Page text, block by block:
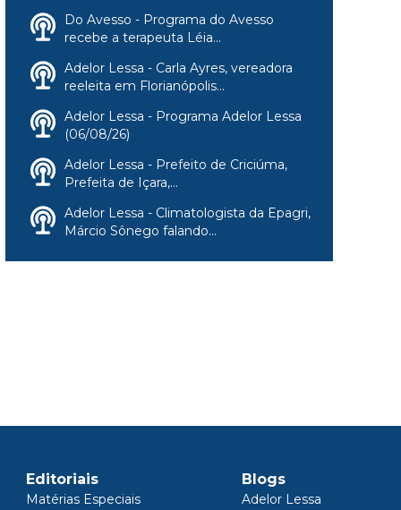
Do Avesso - Programa do Avesso
recebe a terapeuta Léia...
Adelor Lessa - Carla Ayres, vereadora
reeleita em Florianópolis...
Adelor Lessa - Programa Adelor Lessa
(06/08/26)
Adelor Lessa - Prefeito de Criciúma,
Prefeita de Içara,...
Adelor Lessa - Climatologista da Epagri,
Márcio Sônego falando...
Editoriais
Matérias Especiais
Blogs
Adelor Lessa